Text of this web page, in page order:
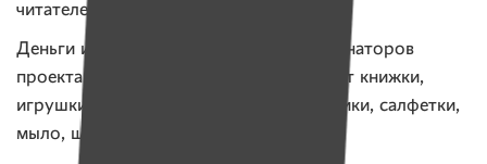
читателей ИМЕН.
Деньги идут на зарплату нянь и координаторов
проекта, их обучение. А детям покупают книжки,
игрушки, канцтовары, одежду, подгузники, салфетки,
мыло, шампуни и многое другое.